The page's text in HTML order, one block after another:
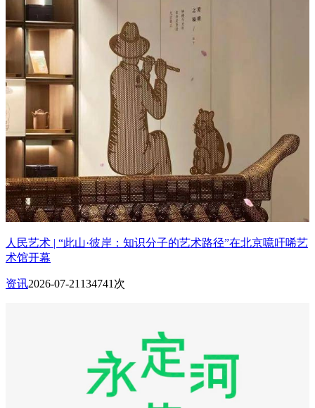
人民艺术 | “此山·彼岸：知识分子的艺术路径”在北京噫吁唏艺
术馆开幕
资讯2026-07-21 134741次